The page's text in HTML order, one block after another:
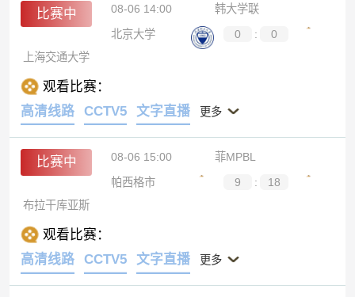
比赛中 08-06 14:00
韩大学联
北京大学
0 :
0
上海交通大学
观看比赛：
高清线路
CCTV5 文字直播 更多
比赛中 08-06 15:00
菲MPBL
帕西格市
9 :
18
布拉干库亚斯
观看比赛：
高清线路
CCTV5 文字直播 更多